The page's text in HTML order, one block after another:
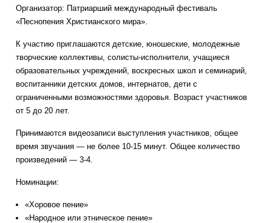
Организатор: Патриарший международный фестиваль
«Песнопения Христианского мира».
К участию приглашаются детские, юношеские, молодежные
творческие коллективы, солисты-исполнители, учащиеся
образовательных учреждений, воскресных школ и семинарий,
воспитанники детских домов, интернатов, дети с
ограниченными возможностями здоровья. Возраст участников
от 5 до 20 лет.
Принимаются видеозаписи выступления участников, общее
время звучания — не более 10-15 минут. Общее количество
произведений — 3-4.
Номинации:
«Хоровое пение»
«Народное или этническое пение»